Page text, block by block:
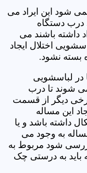
شود این ایراد می
درب دستگاه
داشته باشند می
اختلال ایجاد
بسته نشود.
در لباسشویی
شوند تا درب
برخی دیگر از قسمت
این مساله
داشته باشد و یا
به وجود می
بررسی شود مربوط به
به درستی چک